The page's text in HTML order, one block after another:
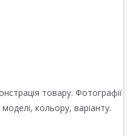
товару. Фотографії
кольору, варіанту.